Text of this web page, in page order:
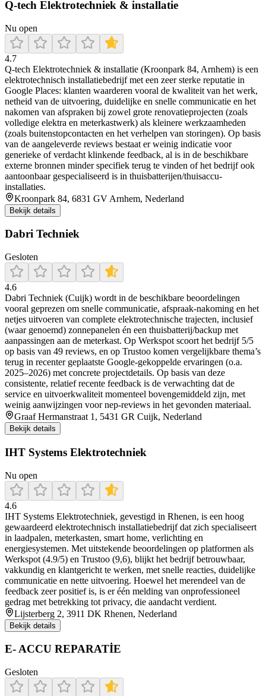
Q-tech Elektrotechniek & installatie
Nu open
4.7
Q-tech Elektrotechniek & installatie (Kroonpark 84, Arnhem) is een
elektrotechnisch installatiebedrijf met een zeer sterke reputatie in
Google Places: klanten waarderen vooral de kwaliteit van het werk,
netheid van de uitvoering, duidelijke en snelle communicatie en het
nakomen van afspraken bij zowel grote renovatieprojecten (zoals
volledige elektra en meterkastwerk) als kleinere werkzaamheden
(zoals buitenstopcontacten en het verhelpen van storingen). Op basis
van de aangeleverde reviews bestaat er weinig indicatie voor
generieke of verdacht klinkende feedback, al is in de beschikbare
externe bronnen minder specifiek terug te vinden of het bedrijf ook
aantoonbaar gespecialiseerd is in thuisbatterijen/thuisaccu-
installaties.
Kroonpark 84, 6831 GV Arnhem, Nederland
Bekijk details
Dabri Techniek
Gesloten
4.6
Dabri Techniek (Cuijk) wordt in de beschikbare beoordelingen
vooral geprezen om snelle communicatie, afspraak-nakoming en het
netjes uitvoeren van complete elektrotechnische trajecten, inclusief
(waar genoemd) zonnepanelen én een thuisbatterij/backup met
aanpassingen aan de meterkast. Op Werkspot scoort het bedrijf 5/5
op basis van 49 reviews, en op Trustoo komen vergelijkbare thema’s
terug in recenter geplaatste Google-gekoppelde ervaringen (o.a.
2025–2026) met concrete projectdetails. Op basis van deze
consistente, relatief recente feedback is de verwachting dat de
service en uitvoerkwaliteit momenteel bovengemiddeld zijn, met
weinig aanwijzingen voor nep-reviews in het gevonden materiaal.
Graaf Hermanstraat 1, 5431 GR Cuijk, Nederland
Bekijk details
IHT Systems Elektrotechniek
Nu open
4.6
IHT Systems Elektrotechniek, gevestigd in Rhenen, is een hoog
gewaardeerd elektrotechnisch installatiebedrijf dat zich specialiseert
in laadpalen, meterkasten, smart home, verlichting en
energiesystemen. Met uitstekende beoordelingen op platformen als
Werkspot (4.9/5) en Trustoo (9,6), blijkt het bedrijf betrouwbaar,
vakkundig en klantgericht te werken, met snelle reacties, duidelijke
communicatie en nette uitvoering. Hoewel het merendeel van de
feedback zeer positief is, is er één melding van onprofessioneel
gedrag met betrekking tot privacy, die aandacht verdient.
Lijsterberg 2, 3911 DK Rhenen, Nederland
Bekijk details
E- ACCU REPARATİE
Gesloten